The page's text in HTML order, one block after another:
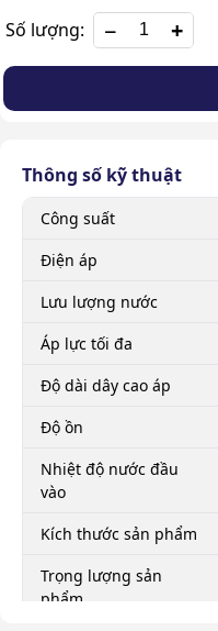
Số lượng: +
Thông số kỹ thuật
Công suất
Điện áp
Lưu lượng nước
Áp lực tối đa
Độ dài dây cao áp
Độ ồn
Nhiệt độ nước đầu
vào
Kích thước sản phẩm
Trọng lượng sản
phẩm